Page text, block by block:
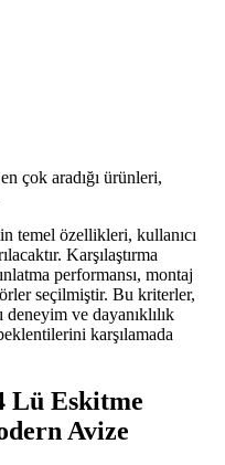
çok aradığı ürünleri,
temel özellikleri, kullanıcı
Karşılaştırma
performansı, montaj
seçilmiştir. Bu kriterler,
ve dayanıklılık
karşılamada
Lü Eskitme
Avize